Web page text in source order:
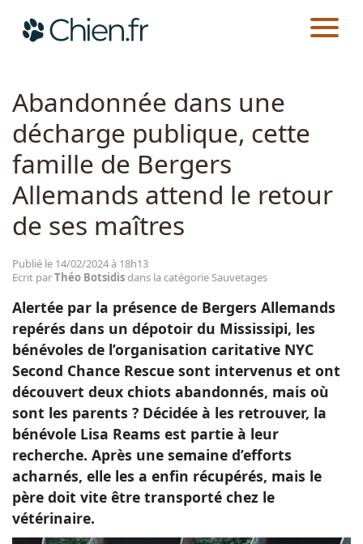
Races
Guides
CHIEN.FR ACTUALITÉS
Abandonnée dans une
décharge publique, cette
famille de Bergers
Allemands attend le retour
de ses maîtres
Publié le 14/02/2024 à 18h13
Ecrit parThéo Botsidisdans la catégorie Sauvetages
Alertée par la présence de Bergers Allemands
repérés dans un dépotoir du Mississipi, les
bénévoles de l’organisation caritative NYC
Second Chance Rescue sont intervenus et ont
découvert deux chiots abandonnés, mais où
sont les parents ? Décidée à les retrouver, la
bénévole Lisa Reams est partie à leur
recherche. Après une semaine d’efforts
acharnés, elle les a enfin récupérés, mais le
père doit vite être transporté chez le
vétérinaire.